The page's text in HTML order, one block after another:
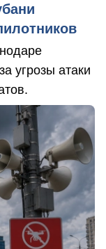
угрозы атаки